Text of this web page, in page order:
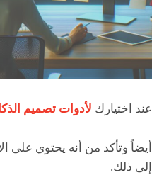
عند اختيارك لأدوات تصميم
أيضاً وتأكد من أنه يحتوي على
إلى ذلك.